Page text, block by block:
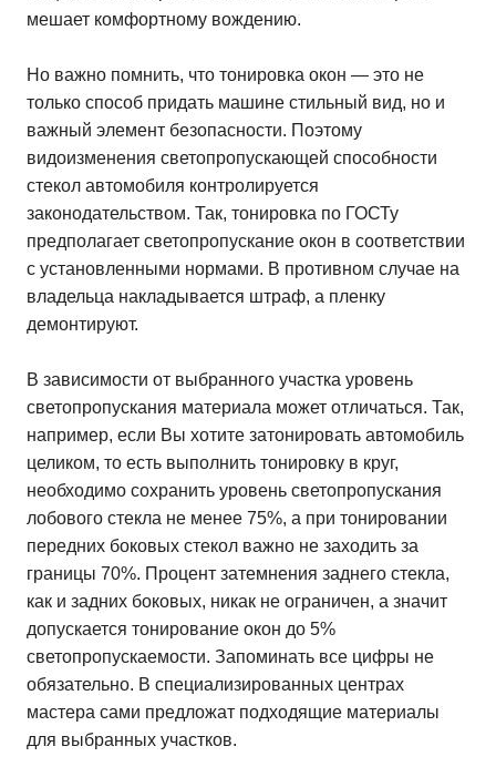
мешает комфортному вождению.
Но важно помнить, что тонировка окон — это не
только способ придать машине стильный вид, но и
важный элемент безопасности. Поэтому
видоизменения светопропускающей способности
стекол автомобиля контролируется
законодательством. Так, тонировка по ГОСТу
предполагает светопропускание окон в соответствии
с установленными нормами. В противном случае на
владельца накладывается штраф, а пленку
демонтируют.
В зависимости от выбранного участка уровень
светопропускания материала может отличаться. Так,
например, если Вы хотите затонировать автомобиль
целиком, то есть выполнить тонировку в круг,
необходимо сохранить уровень светопропускания
лобового стекла не менее 75%, а при тонировании
передних боковых стекол важно не заходить за
границы 70%. Процент затемнения заднего стекла,
как и задних боковых, никак не ограничен, а значит
допускается тонирование окон до 5%
светопропускаемости. Запоминать все цифры не
обязательно. В специализированных центрах
мастера сами предложат подходящие материалы
для выбранных участков.